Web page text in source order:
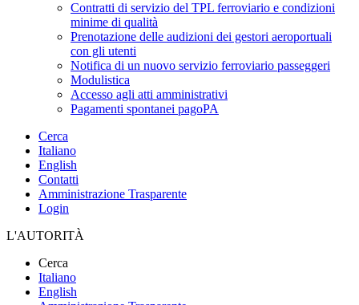
Contratti di servizio del TPL ferroviario e condizioni
minime di qualità
Prenotazione delle audizioni dei gestori aeroportuali
con gli utenti
Notifica di un nuovo servizio ferroviario passeggeri
Modulistica
Accesso agli atti amministrativi
Pagamenti spontanei pagoPA
Cerca
Italiano
English
Contatti
Amministrazione Trasparente
Login
L'AUTORITÀ
Cerca
Italiano
English